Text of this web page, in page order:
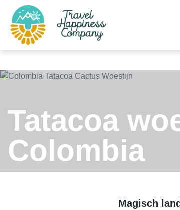
Tatacoa
Colombia
Magisch